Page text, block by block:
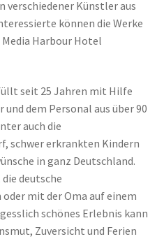
verschiedener Künstler aus
können die Werke
Harbour Hotel
seit 25 Jahren mit Hilfe
dem Personal aus über 90
auch die
schwer erkrankten Kindern
in ganz Deutschland.
deutsche
mit der Oma auf einem
schönes Erlebnis kann
Zuversicht und Ferien